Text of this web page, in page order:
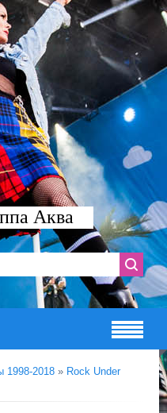
Аква
1998-2018 » Rock Under